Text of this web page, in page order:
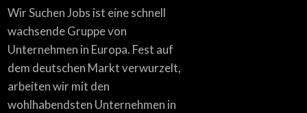
Wir Suchen Jobs ist eine schnell
wachsende Gruppe von
Unternehmen in Europa. Fest auf
dem deutschen Markt verwurzelt,
arbeiten wir mit den
wohlhabendsten Unternehmen in